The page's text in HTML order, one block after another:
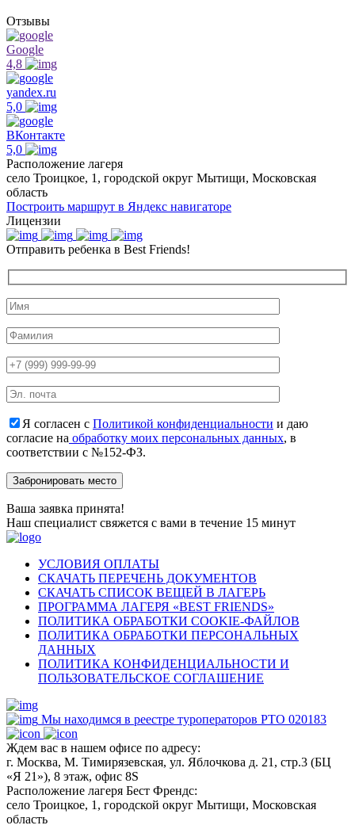
Отзывы
Google
4,8
yandex.ru
5,0
ВКонтакте
5,0
Расположение лагеря
село Троицкое, 1, городской округ Мытищи, Московская
область
Построить маршрут в Яндекс навигаторе
Лицензии
Отправить ребенка в Best Friends!
Я согласен с Политикой конфиденциальности и даю
согласие на обработку моих персональных данных, в
соответствии с №152-ФЗ.
Ваша заявка принята!
Наш специалист свяжется с вами в течение 15 минут
УСЛОВИЯ ОПЛАТЫ
СКАЧАТЬ ПЕРЕЧЕНЬ ДОКУМЕНТОВ
СКАЧАТЬ СПИСОК ВЕЩЕЙ В ЛАГЕРЬ
ПРОГРАММА ЛАГЕРЯ «BEST FRIENDS»
ПОЛИТИКА ОБРАБОТКИ COOKIE-ФАЙЛОВ
ПОЛИТИКА ОБРАБОТКИ ПЕРСОНАЛЬНЫХ
ДАННЫХ
ПОЛИТИКА КОНФИДЕНЦИАЛЬНОСТИ И
ПОЛЬЗОВАТЕЛЬСКОЕ СОГЛАШЕНИЕ
Мы находимся в реестре туроператоров РТО 020183
Ждем вас в нашем офисе по адресу:
г. Москва, М. Тимирязевская, ул. Яблочкова д. 21, стр.3 (БЦ
«Я 21»), 8 этаж, офис 8S
Расположение лагеря Бест Френдс:
село Троицкое, 1, городской округ Мытищи, Московская
область